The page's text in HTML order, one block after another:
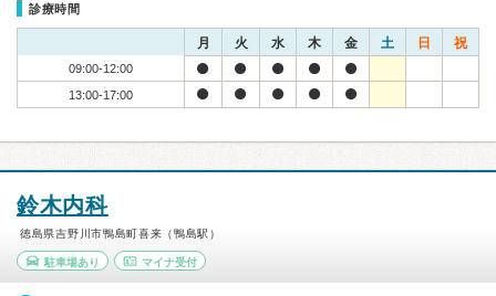
診療時間
月 火 水 木 金 土 日 祝
09:00-12:00
13:00-17:00
鈴木内科
徳島県吉野川市鴨島町喜来（鴨島駅）
駐車場あり マイナ受付